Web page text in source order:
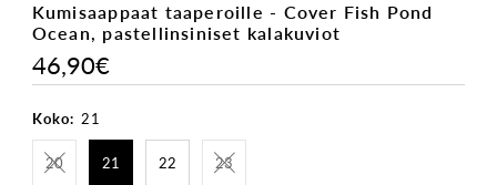
Kumisaappaat taaperoille - Cover Fish Pond
Ocean, pastellinsiniset kalakuviot
46,90€
Koko: 21
20 21 22 23